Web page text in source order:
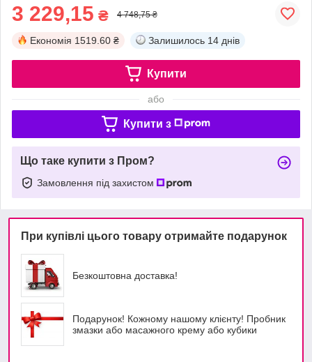
3 229,15 ₴ 4 748,75 ₴
Економія 1519.60 ₴ Залишилось 14 днів
Купити
або
Купити з
Що таке купити з Пром?
Замовлення під захистом
При купівлі цього товару отримайте подарунок
Безкоштовна доставка!
Подарунок! Кожному нашому клієнту! Пробник
змазки або масажного крему або кубики